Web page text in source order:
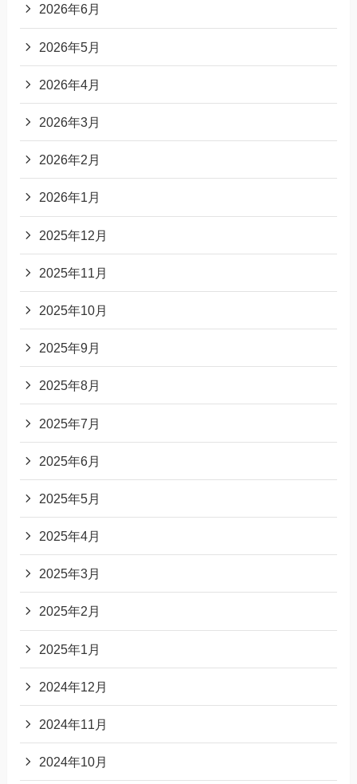
2026年6月
2026年5月
2026年4月
2026年3月
2026年2月
2026年1月
2025年12月
2025年11月
2025年10月
2025年9月
2025年8月
2025年7月
2025年6月
2025年5月
2025年4月
2025年3月
2025年2月
2025年1月
2024年12月
2024年11月
2024年10月